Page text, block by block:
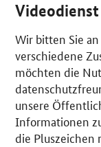
Videodienst
Wir bitten Sie
verschiedene
möchten die
unsere
Informationen
die Pluszeichen